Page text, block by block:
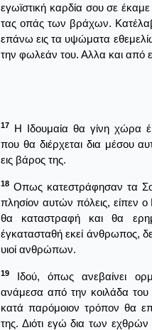
εγωϊστική καρδία σου σε
τας οπάς των βράχων.
επάνω εις τα υψώματα
την φωλεάν του. Αλλα και από
17
Η Ιδουμαία θα γίνη χώρα
που θα διέρχεται δια μέσου
εις βάρος της.
18 Οπως κατεστράφησαν τα
πλησίον αυτών πόλεις, είπεν
θα καταστραφή και θα
έγκατασταθή εκεί άνθρωπος,
υιοί ανθρώπων.
19
Ιδού, όπως ανεβαίνει
ανάμεσα από την κοιλάδα του
κατά παρόμοιον τρόπον θα
της. Διότι εγώ δια των